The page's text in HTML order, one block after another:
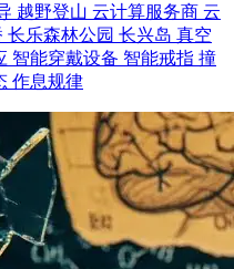
越野登山 云计算服务商 云
长乐森林公园 长兴岛 真空
智能穿戴设备 智能戒指 撞
作息规律